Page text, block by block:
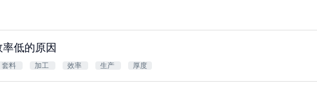
低的原因
套料 加工 效率 生产 厚度